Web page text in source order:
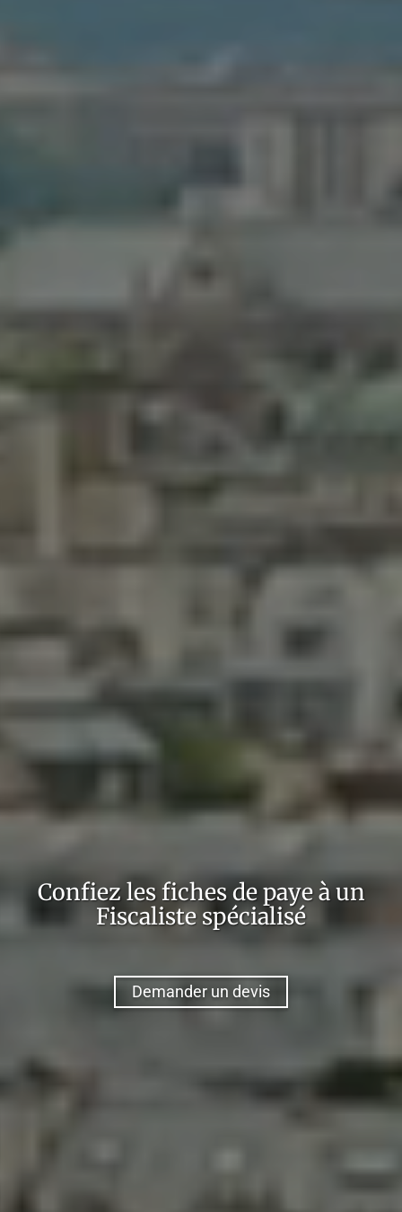
Confiezles fiches de payeà un
Fiscaliste spécialisé
Demander un devis